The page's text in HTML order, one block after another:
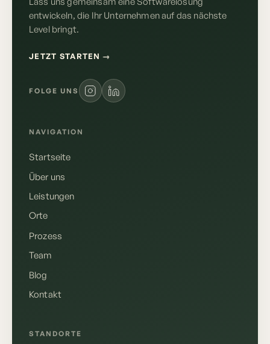
entwickeln, die Ihr Unternehmen auf das nächste
Level bringt.
JETZT STARTEN →
FOLGE UNS
NAVIGATION
Startseite
Über uns
Leistungen
Orte
Prozess
Team
Blog
Kontakt
STANDORTE